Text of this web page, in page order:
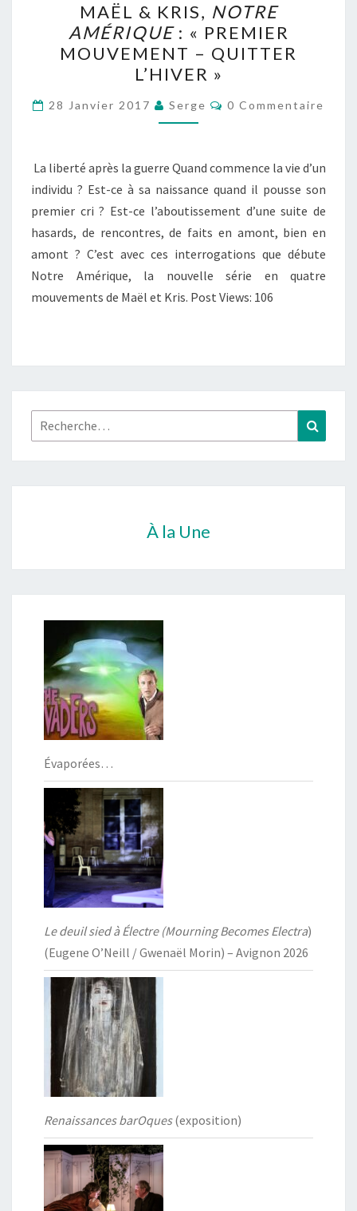
&
KRIS,
NOTRE
AMÉRIQUE
:
« PREMIER
–
QUITTER
L’HIVER »
MAËL & KRIS, NOTRE
AMÉRIQUE: « PREMIER
MOUVEMENT – QUITTER
L’HIVER »
28 Janvier 2017 Serge Commentaires
0 Commentaire
La liberté après la guerre Quand commence la vie d’un
individu ? Est-ce à sa naissance quand il pousse son
premier cri ? Est-ce l’aboutissement d’une suite de
hasards, de rencontres, de faits en amont, bien en
amont ? C’est avec ces interrogations que débute
Notre Amérique, la nouvelle série en quatre
mouvements de Maël et Kris. Post Views: 106
Rechercher :
À la Une
Évaporées…
Le deuil sied à Électre (Mourning Becomes Electra)
(Eugene O’Neill / Gwenaël Morin) – Avignon 2026
Renaissances barOques(exposition)